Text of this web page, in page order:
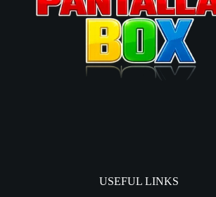
USEFUL LINKS